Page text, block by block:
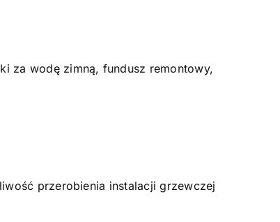
za wodę zimną, fundusz remontowy,
przerobienia instalacji grzewczej